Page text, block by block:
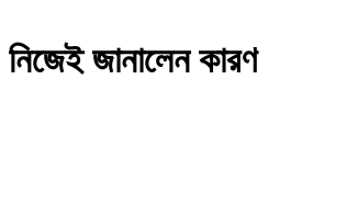
জানালেন কারণ